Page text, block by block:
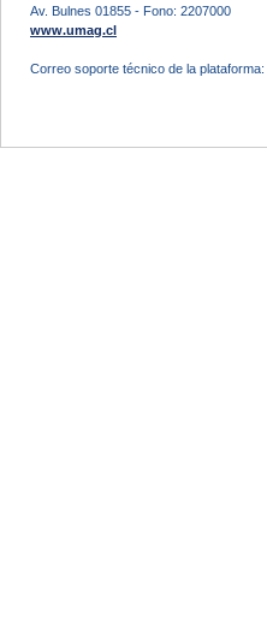
Av. Bulnes 01855 - Fono: 2207000
www.umag.cl
Correo soporte técnico de la plataforma: